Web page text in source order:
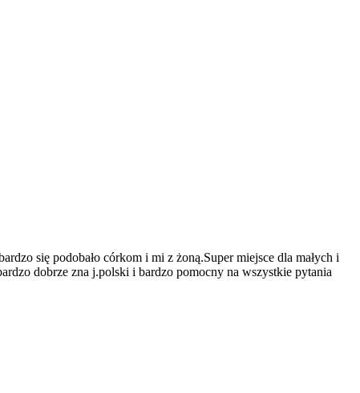
się podobało córkom i mi z żoną.Super miejsce dla małych i
dobrze zna j.polski i bardzo pomocny na wszystkie pytania